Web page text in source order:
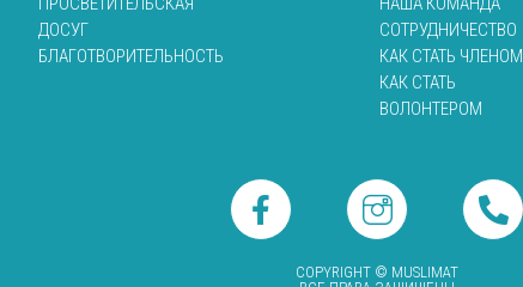
ДОСУГ
БЛАГОТВОРИТЕЛЬНОСТЬ
СОТРУДНИЧЕСТВО
КАК СТАТЬ ЧЛЕНОМ
КАК СТАТЬ
ВОЛОНТЕРОМ
COPYRIGHT © MUSLIMAT